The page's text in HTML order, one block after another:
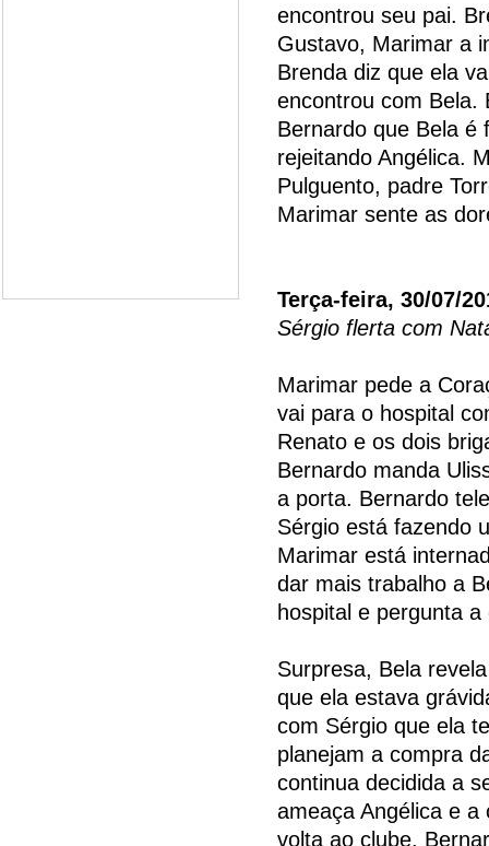
encontrou seu pai.
Gustavo, Marimar a
Brenda diz que ela
encontrou com Bela.
Bernardo que Bela é
rejeitando Angélica.
Pulguento, padre
Marimar sente as
Terça-feira, 30/07/
Sérgio flerta com
Marimar pede a
vai para o hospital
Renato e os dois
Bernardo manda
a porta. Bernardo
Sérgio está fazendo
Marimar está
dar mais trabalho a
hospital e pergunta
Surpresa, Bela
que ela estava
com Sérgio que ela
planejam a compra
continua decidida a
ameaça Angélica e
volta ao clube,